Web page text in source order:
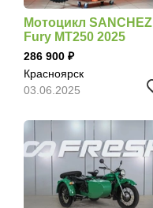
Мотоцикл SANCHEZ
Fury MT250 2025
286 900
Красноярск
03.06.2025